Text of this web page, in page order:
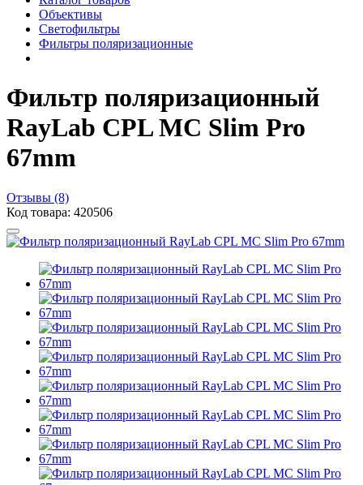
Объективы
Светофильтры
Фильтры поляризационные
Фильтр поляризационный
RayLab CPL MC Slim Pro
67mm
Отзывы (8)
Код товара: 420506